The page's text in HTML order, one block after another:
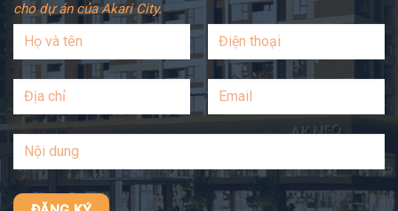
cho dự án của Akari City.